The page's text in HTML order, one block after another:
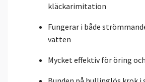
kläckarimitation
Fungerar i både
vatten
Mycket effektiv för öring